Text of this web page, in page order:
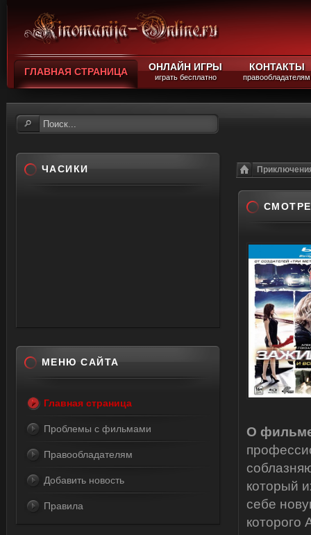
ГЛАВНАЯ СТРАНИЦА ОНЛАЙН ИГРЫ
играть бесплатно
КОНТАКТЫ
правообладателям
О
который
себе
которого
ЧАСИКИ
МЕНЮ САЙТА
Главная страница
Проблемы с фильмами
Правообладателям
Добавить новость
Правила